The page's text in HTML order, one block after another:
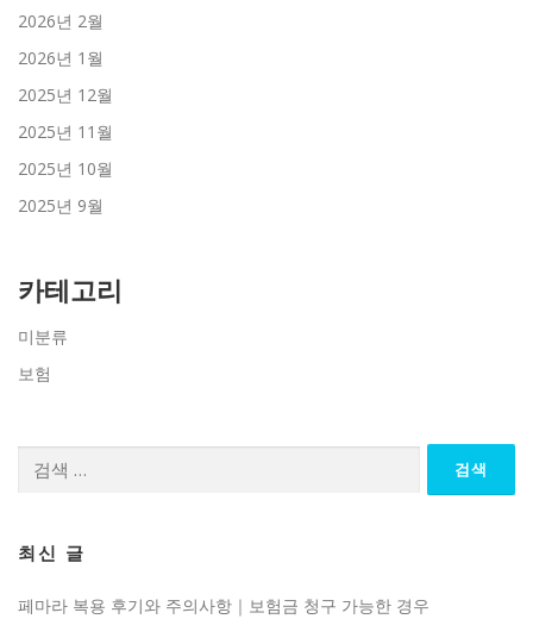
2026년 2월
2026년 1월
2025년 12월
2025년 11월
2025년 10월
2025년 9월
카테고리
미분류
보험
최신 글
페마라 복용 후기와 주의사항｜보험금 청구 가능한 경우